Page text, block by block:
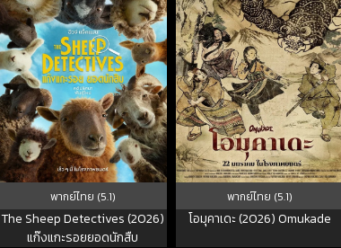
พากย์ไทย (5.1)
The Sheep Detectives (2026)
แก๊งแกะรอยยอดนักสืบ
พากย์ไทย (5.1)
โอมุคาเดะ (2026) Omukade